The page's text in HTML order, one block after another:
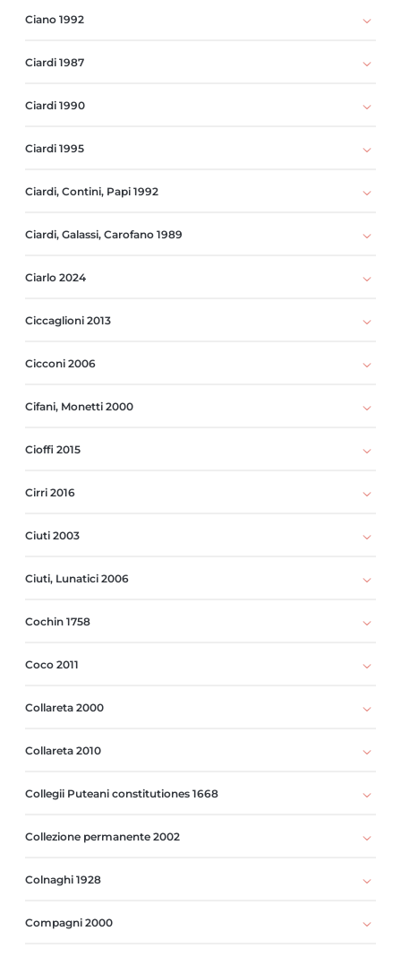
Ciano 1992
Ciardi 1987
Ciardi 1990
Ciardi 1995
Ciardi, Contini, Papi 1992
Ciardi, Galassi, Carofano 1989
Ciarlo 2024
Ciccaglioni 2013
Cicconi 2006
Cifani, Monetti 2000
Cioffi 2015
Cirri 2016
Ciuti 2003
Ciuti, Lunatici 2006
Cochin 1758
Coco 2011
Collareta 2000
Collareta 2010
Collegii Puteani constitutiones 1668
Collezione permanente 2002
Colnaghi 1928
Compagni 2000